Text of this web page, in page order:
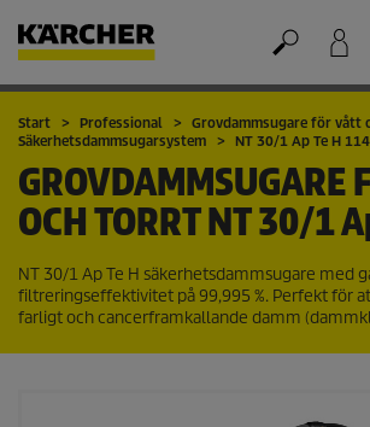
Varukorg
Önskelista
Start Professional
Grovdammsugare för vått
Säkerhetsdammsugarsystem
NT 30/1 Ap Te H
GROVDAMMSUGARE
OCH TORRTNT 30/1
NT 30/1 Ap Te H säkerhetsdammsugare med
filtreringseffektivitet på 99,995 %. Perfekt för
farligt och cancerframkallande damm